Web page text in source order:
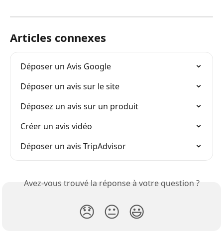
Articles connexes
Déposer un Avis Google
Déposer un avis sur le site
Déposez un avis sur un produit
Créer un avis vidéo
Déposer un avis TripAdvisor
Avez-vous trouvé la réponse à votre question ?
😞 😐 😃